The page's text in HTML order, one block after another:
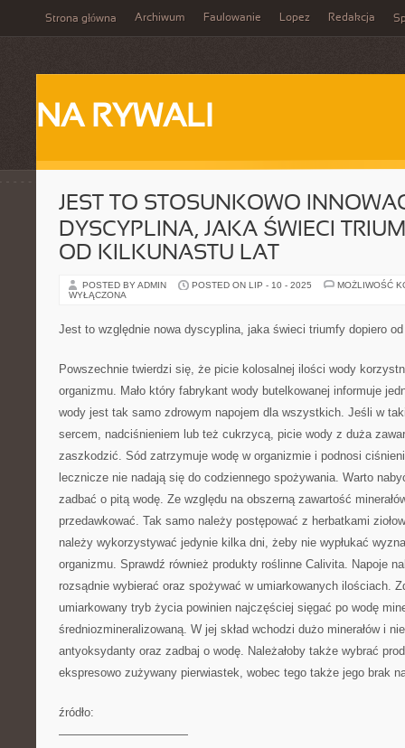
Strona główna Archiwum Faulowanie Lopez Redakcja
NA RYWALI
JEST TO STOSUNKOWO
DYSCYPLINA, JAKA ŚWIECI
OD KILKUNASTU LAT
POSTED BY ADMIN POSTED ON LIP - 10 - 2025
MOŻLIWOŚĆ
WYŁĄCZONA
Jest to względnie nowa dyscyplina, jaka świeci triumfy dopiero
Powszechnie twierdzi się, że picie kolosalnej ilości wody
organizmu. Mało który fabrykant wody butelkowanej informuje
wody jest tak samo zdrowym napojem dla wszystkich. Jeśli w
sercem, nadciśnieniem lub też cukrzycą, picie wody z duża
zaszkodzić. Sód zatrzymuje wodę w organizmie i podnosi
lecznicze nie nadają się do codziennego spożywania. Warto
zadbać o pitą wodę. Ze względu na obszerną zawartość
przedawkować. Tak samo należy postępować z herbatkami
należy wykorzystywać jedynie kilka dni, żeby nie wypłukać
organizmu. Sprawdź również produkty roślinne Calivita. Napoje
rozsądnie wybierać oraz spożywać w umiarkowanych ilościach.
umiarkowany tryb życia powinien najczęściej sięgać po wodę
średniozmineralizowaną. W jej skład wchodzi dużo minerałów i
antyoksydanty oraz zadbaj o wodę. Należałoby także wybrać
ekspresowo zużywany pierwiastek, wobec tego także jego brak
źródło:
———————————